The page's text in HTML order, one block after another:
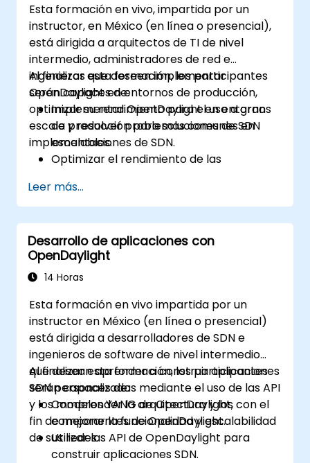
Esta formación en vivo, impartida por un
instructor, en México (en línea o presencial),
está dirigida a arquitectos de TI de nivel
intermedio, administradores de red e
ingenieros que deseen implementar
OpenDaylight en entornos de producción,
optimizar su rendimiento para el uso a gran
escala y resolver problemas comunes en
implementaciones de SDN.
Al finalizar esta formación, los participantes
serán capaces de:
Implementar OpenDaylight en entornos
de producción para soluciones de SDN
escalables.
Optimizar el rendimiento de las
manejar grandes volúmenes de tráfico.
Diagnosticar y resolver problemas
comunes en implementaciones de SDN.
Monitorear y mantener entornos de
OpenDaylight para garantizar estabilidad
a largo plazo.
OpenDaylight para satisfacer las
crecientes demandas de la red.
Leer más...
Desarrollo de aplicaciones con
OpenDaylight
14 Horas
Esta formación en vivo impartida por un
instructor en México (en línea o presencial)
está dirigida a desarrolladores de SDN e
ingenieros de software de nivel intermedio
que desean aprender a construir aplicaciones
SDN personalizadas mediante el uso de las API
y los modelos YANG de OpenDaylight, con el
fin de mejorar la funcionalidad y escalabilidad
de sus redes.
Al finalizar esta formación, los participantes
serán capaces de:
Comprender la arquitectura y los
componentes de OpenDaylight.
Utilizar las API de OpenDaylight para
construir aplicaciones SDN.